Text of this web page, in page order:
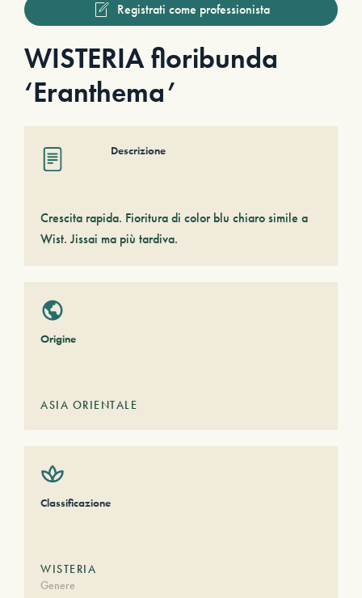
Registrati come professionista
WISTERIA floribunda
‘Eranthema’
Descrizione
Crescita rapida. Fioritura di color blu chiaro simile a
Wist. Jissai ma più tardiva.
Origine
ASIA ORIENTALE
Classificazione
WISTERIA
Genere